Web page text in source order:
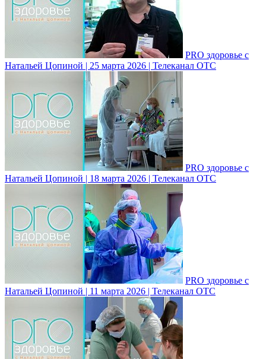
PRO здоровье с
Натальей Цопиной | 25 марта 2026 | Телеканал ОТС
PRO здоровье с
Натальей Цопиной | 18 марта 2026 | Телеканал ОТС
PRO здоровье с
Натальей Цопиной | 11 марта 2026 | Телеканал ОТС